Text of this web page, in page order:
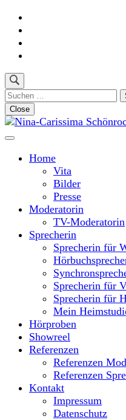
Skip
content
(Press
Suchen
nach:
Close
Nina-
Home
Vita
Bilder
Presse
Moderatorin
TV-Moderatorin
Sprecherin
Sprecherin für
Sprecherin für
Sprecherin für
Mein
Hörproben
Showreel
Referenzen
Referenzen
Referenzen
Kontakt
Impressum
Datenschutz